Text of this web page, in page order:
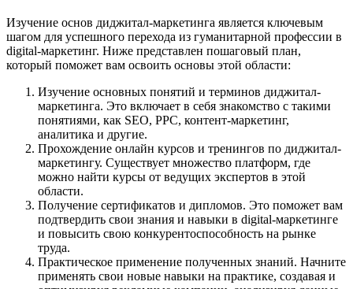
Изучение основ диджитал-маркетинга является ключевым
шагом для успешного перехода из гуманитарной профессии в
digital-маркетинг. Ниже представлен пошаговый план,
который поможет вам освоить основы этой области:
Изучение основных понятий и терминов диджитал-
маркетинга. Это включает в себя знакомство с такими
понятиями, как SEO, PPC, контент-маркетинг,
аналитика и другие.
Прохождение онлайн курсов и тренингов по диджитал-
маркетингу. Существует множество платформ, где
можно найти курсы от ведущих экспертов в этой
области.
Получение сертификатов и дипломов. Это поможет вам
подтвердить свои знания и навыки в digital-маркетинге
и повысить свою конкурентоспособность на рынке
труда.
Практическое применение полученных знаний. Начните
применять свои новые навыки на практике, создавая и